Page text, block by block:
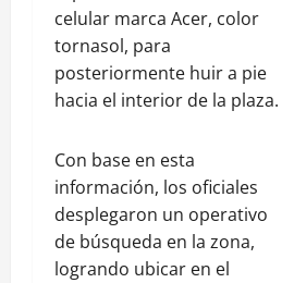
celular marca Acer, color
tornasol, para
posteriormente huir a pie
hacia el interior de la plaza.
Con base en esta
información, los oficiales
desplegaron un operativo
de búsqueda en la zona,
logrando ubicar en el